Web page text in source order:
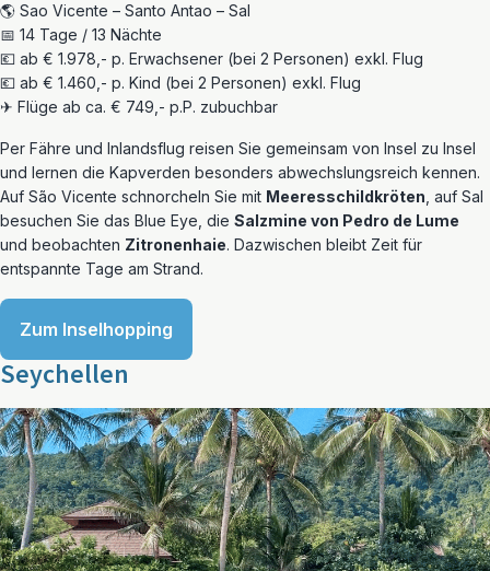
🌎 Sao Vicente – Santo Antao – Sal
📅 14 Tage / 13 Nächte
💶 ab € 1.978,- p. Erwachsener (bei 2 Personen) exkl. Flug
💶 ab € 1.460,- p. Kind (bei 2 Personen) exkl. Flug
✈ Flüge ab ca. € 749,- p.P. zubuchbar
Per Fähre und Inlandsflug reisen Sie gemeinsam von Insel zu Insel
und lernen die Kapverden besonders abwechslungsreich kennen.
Auf São Vicente schnorcheln Sie mit Meeresschildkröten , auf Sal
besuchen Sie das Blue Eye, die Salzmine von Pedro de Lume
und beobachten Zitronenhaie. Dazwischen bleibt Zeit für
entspannte Tage am Strand.
Zum Inselhopping
Seychellen